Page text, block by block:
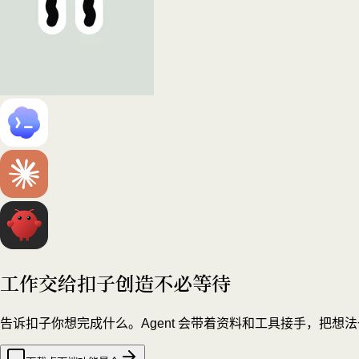
工作交给扣子创造不必等待
告诉扣子你想完成什么。Agent 会带着资料和工具接手，把想法